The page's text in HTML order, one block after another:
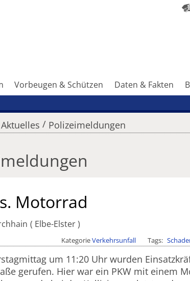
Vorbeugen & Schützen Daten & Fakten
Aktuelles / Polizeimeldungen
Motorrad
Elbe-Elster
KategorieVerkehrsunfall Tags
um 11:20 Uhr wurden
gerufen. Hier war ein PKW mit einem